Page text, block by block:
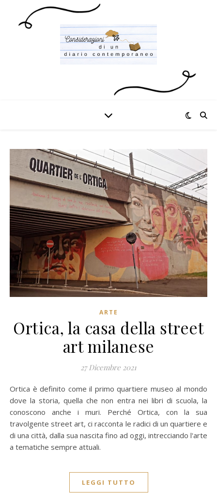
ARTE
Ortica, la casa della street
art milanese
27 Dicembre 2021
Ortica è definito come il primo quartiere museo al mondo
dove la storia, quella che non entra nei libri di scuola, la
conoscono anche i muri. Perché Ortica, con la sua
travolgente street art, ci racconta le radici di un quartiere e
di una città, dalla sua nascita fino ad oggi, intrecciando l'arte
a tematiche sempre attuali.
LEGGI TUTTO